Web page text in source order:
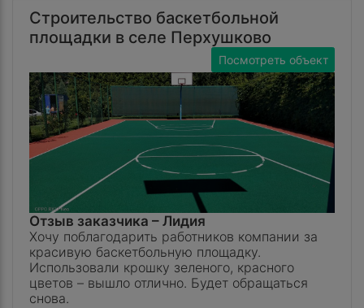
Строительство баскетбольной
площадки в селе Перхушково
Посмотреть объект
Отзыв заказчика – Лидия
Хочу поблагодарить работников компании за
красивую баскетбольную площадку.
Использовали крошку зеленого, красного
цветов – вышло отлично. Будет обращаться
снова.